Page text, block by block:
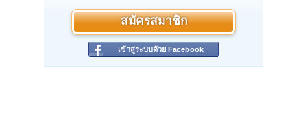
สมัครสมาชิก
เข้าสู่ระบบด้วย Facebook